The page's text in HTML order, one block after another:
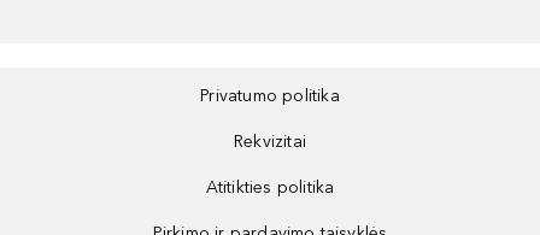
Privatumo politika
Rekvizitai
Atitikties politika